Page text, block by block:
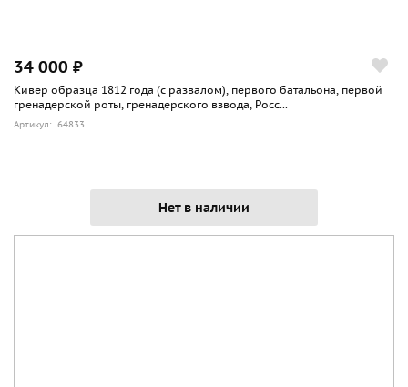
34 000 ₽
Кивер образца 1812 года (с развалом), первого батальона, первой
гренадерской роты, гренадерского взвода, Росс...
Артикул: 64833
Нет в наличии